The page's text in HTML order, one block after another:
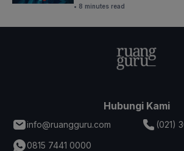
• 8 minutes read
Hubungi Kami
info@ruangguru.com
(021)
0815 7441 0000